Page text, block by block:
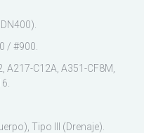
/ #900.
A217-C12A, A351-CF8M,
Tipo III (Drenaje).